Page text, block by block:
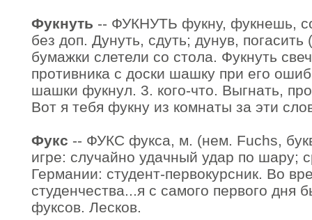
Фукнуть -- ФУКНУТЬ фукну, фукнешь,
без доп. Дунуть, сдуть; дунув,
бумажки слетели со стола. Фукнуть
противника с доски шашку при его
шашки фукнул. 3. кого-что. Выгнать,
Вот я тебя фукну из комнаты за эти
Фукс -- ФУКС фукса, м. (нем. Fuchs,
игре: случайно удачный удар по шару;
Германии: студент-первокурсник. Во
студенчества...я с самого первого дня
фуксов. Лесков.